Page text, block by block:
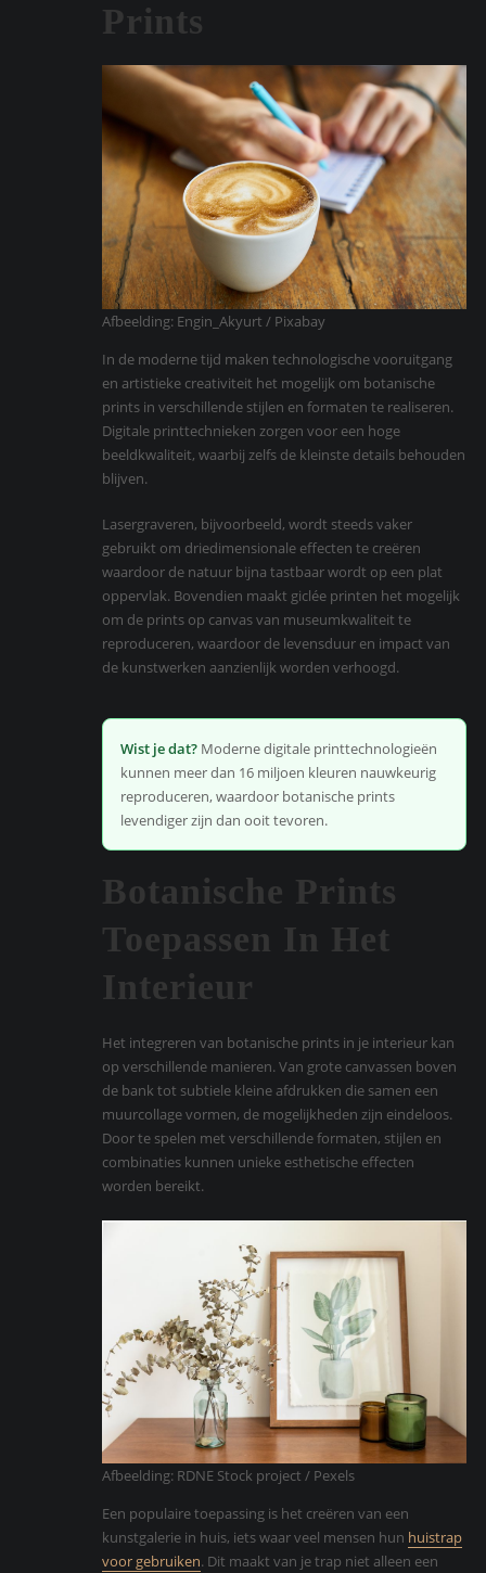
Prints
Afbeelding: Engin_Akyurt / Pixabay
In de moderne tijd maken technologische vooruitgang
en artistieke creativiteit het mogelijk om botanische
prints in verschillende stijlen en formaten te realiseren.
Digitale printtechnieken zorgen voor een hoge
beeldkwaliteit, waarbij zelfs de kleinste details behouden
blijven.
Lasergraveren, bijvoorbeeld, wordt steeds vaker
gebruikt om driedimensionale effecten te creëren
waardoor de natuur bijna tastbaar wordt op een plat
oppervlak. Bovendien maakt giclée printen het mogelijk
om de prints op canvas van museumkwaliteit te
reproduceren, waardoor de levensduur en impact van
de kunstwerken aanzienlijk worden verhoogd.
Wist je dat? Moderne digitale printtechnologieën
kunnen meer dan 16 miljoen kleuren nauwkeurig
reproduceren, waardoor botanische prints
levendiger zijn dan ooit tevoren.
Botanische Prints
Toepassen In Het
Interieur
Het integreren van botanische prints in je interieur kan
op verschillende manieren. Van grote canvassen boven
de bank tot subtiele kleine afdrukken die samen een
muurcollage vormen, de mogelijkheden zijn eindeloos.
Door te spelen met verschillende formaten, stijlen en
combinaties kunnen unieke esthetische effecten
worden bereikt.
Afbeelding: RDNE Stock project / Pexels
Een populaire toepassing is het creëren van een
kunstgalerie in huis, iets waar veel mensen hun huistrap
voor gebruiken. Dit maakt van je trap niet alleen een